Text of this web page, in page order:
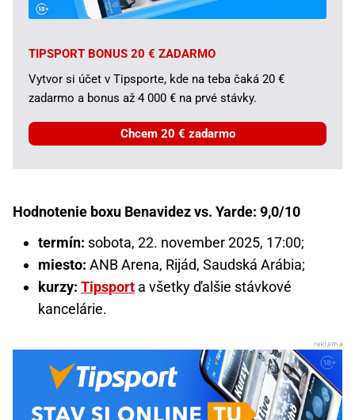
TIPSPORT BONUS 20 € ZADARMO
Vytvor si účet v Tipsporte, kde na teba čaká 20 €
zadarmo a bonus až 4 000 € na prvé stávky.
Chcem 20 € zadarmo
Hodnotenie boxu Benavidez vs. Yarde: 9,0/10
termín: sobota, 22. november 2025, 17:00;
miesto: ANB Arena, Rijád, Saudská Arábia;
kurzy: Tipsport a všetky ďalšie stávkové
kancelárie.